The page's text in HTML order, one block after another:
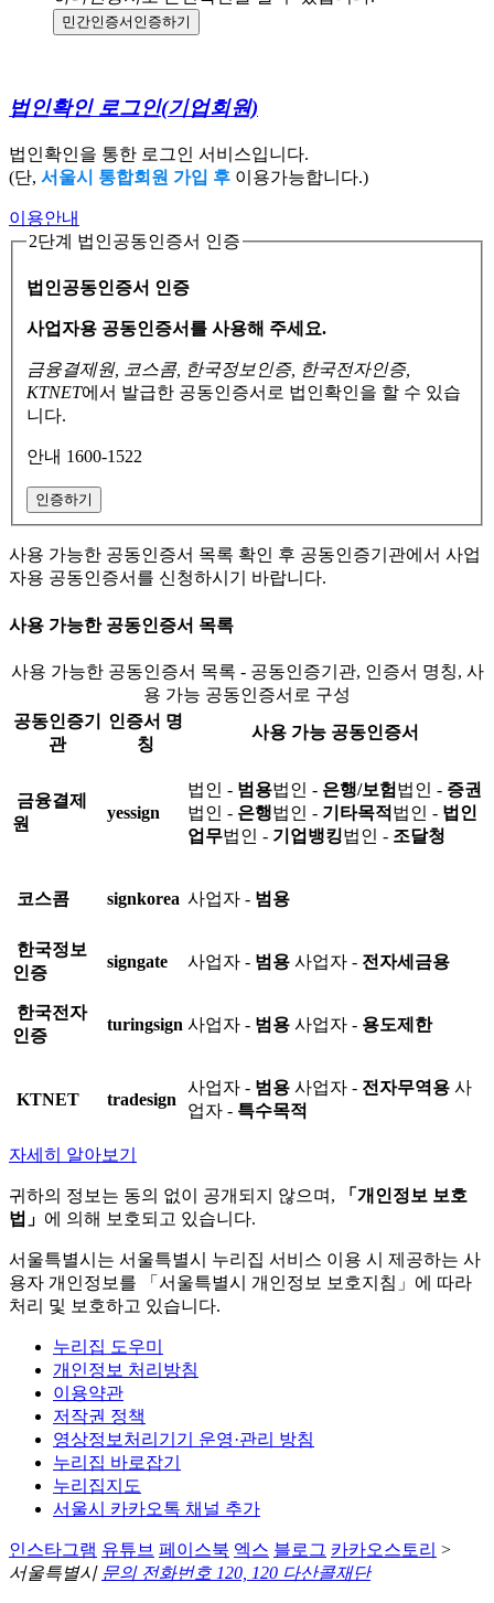
민간인증서 인증하기
법인확인 로그인(기업회원)
법인확인을 통한 로그인 서비스입니다.
(단, 서울시 통합회원 가입 후 이용가능합니다.)
이용안내
2단계 법인공동인증서 인증
법인공동인증서 인증
사업자용 공동인증서를 사용해 주세요.
금융결제원, 코스콤, 한국정보인증, 한국전자인증,
KTNET에서 발급한 공동인증서로 법인확인을 할 수 있습
니다.
안내 1600-1522
인증하기
사용 가능한 공동인증서 목록 확인 후 공동인증기관에서 사업
자용 공동인증서를 신청하시기 바랍니다.
사용 가능한 공동인증서 목록
사용 가능한 공동인증서 목록 - 공동인증기관, 인증서 명칭, 사
용 가능 공동인증서로 구성
공동인증기
관
인증서 명
칭
사용 가능 공동인증서
금융결제
원
yessign
법인 - 범용법인 - 은행/보험 법인 - 증권
법인 - 은행법인 - 기타목적 법인 - 법인
업무법인 - 기업뱅킹법인 - 조달청
코스콤 signkorea 사업자 - 범용
한국정보
인증
signgate 사업자 - 범용 사업자 - 전자세금용
한국전자
인증
turingsign 사업자 - 범용 사업자 - 용도제한
KTNET tradesign
사업자 - 범용 사업자 - 전자무역용 사
업자 - 특수목적
자세히 알아보기
귀하의 정보는 동의 없이 공개되지 않으며,
「개인정보 보호
법」 에 의해 보호되고 있습니다.
서울특별시는 서울특별시 누리집 서비스 이용 시 제공하는 사
용자 개인정보를 「서울특별시 개인정보 보호지침」에 따라
처리 및 보호하고 있습니다.
누리집 도우미
개인정보 처리방침
이용약관
저작권 정책
영상정보처리기기 운영·관리 방침
누리집 바로잡기
누리집지도
서울시 카카오톡 채널 추가
인스타그램 유튜브 페이스북 엑스 블로그 카카오스토리 >
서울특별시 문의 전화번호 120, 120 다산콜재단